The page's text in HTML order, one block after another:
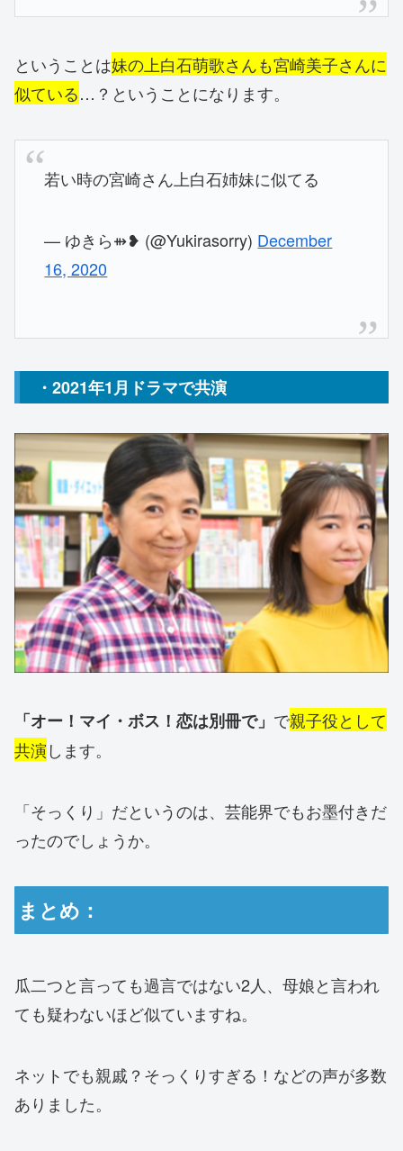
ということは妹の上白石萌歌さんも宮崎美子さんに
似ている…？ということになります。
若い時の宮崎さん上白石姉妹に似てる
— ゆきら⇻❥ (@Yukirasorry) December
16, 2020
・2021年1月ドラマで共演
「オー！マイ・ボス！恋は別冊で」 で親子役として
共演します。
「そっくり」だというのは、芸能界でもお墨付きだ
ったのでしょうか。
まとめ：
瓜二つと言っても過言ではない2人、母娘と言われ
ても疑わないほど似ていますね。
ネットでも親戚？そっくりすぎる！などの声が多数
ありました。